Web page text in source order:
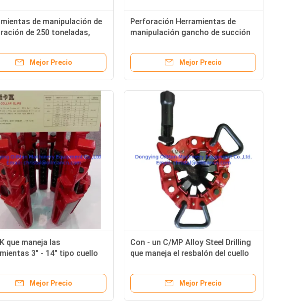
de manipulación de
de 250 toneladas,
Mejor Precio
Perforación Herramientas de
manipulación gancho de succión
Mejor Precio
que maneja las
3" - 14" tipo cuello
del pozo de
hecha en China
Mejor Precio
Con - un C/MP Alloy Steel Drilling
que maneja el resbalón del cuello
para el campo petrolífero API 7K
Mejor Precio